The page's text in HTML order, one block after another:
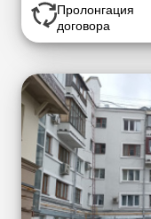
Пролонгация
договора